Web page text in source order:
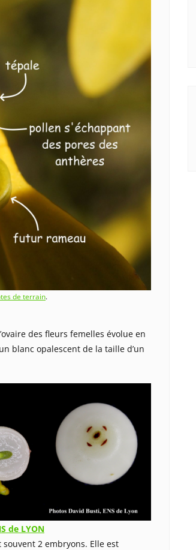
de terrain.
des fleurs femelles évolue en
blanc opalescent de la taille d’un
de LYON
souvent 2 embryons. Elle est